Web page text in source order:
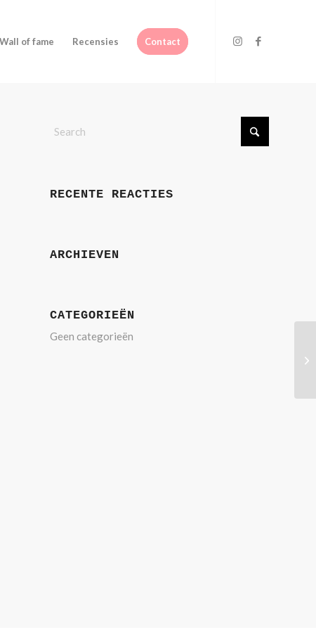
Wall of fame Recensies Contact
RECENTE REACTIES
ARCHIEVEN
CATEGORIEËN
Geen categorieën